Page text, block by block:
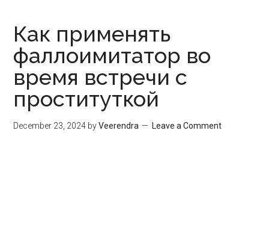
Как применять
фаллоимитатор во
время встречи с
проституткой
December 23, 2024 byVeerendra Leave a Comment